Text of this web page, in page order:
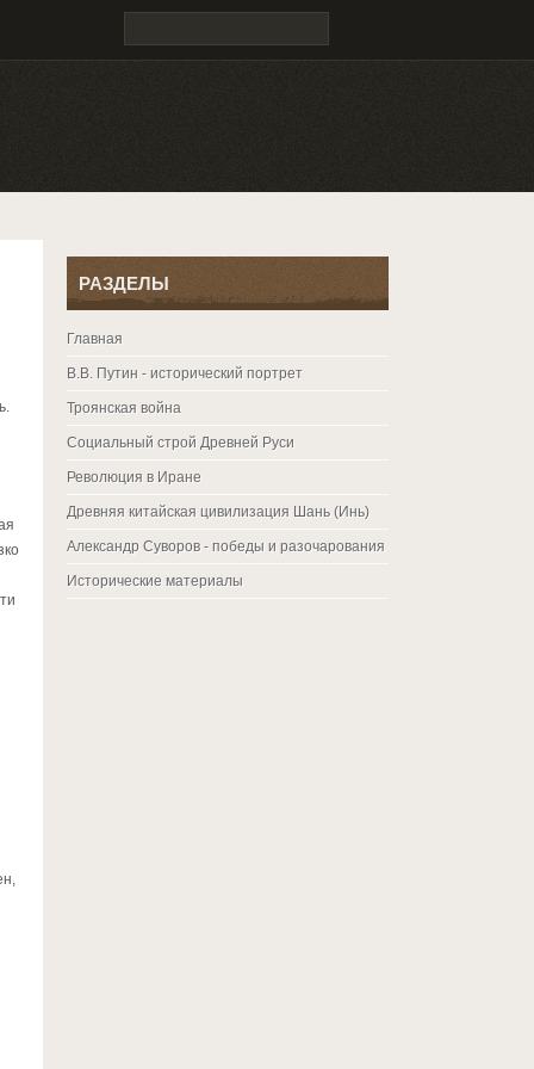
РАЗДЕЛЫ
Главная
В.В. Путин - исторический портрет
Троянская война
Социальный строй Древней Руси
Революция в Иране
Древняя китайская цивилизация Шань (Инь)
Александр Суворов - победы и разочарования
Исторические материалы